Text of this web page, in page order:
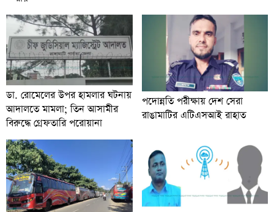
ডা. রোমেলের উপর হামলার ঘটনায়
আদালতে মামলা; তিন আসামীর
বিরুদ্ধে গ্রেফতারি পরোয়ানা
পদোন্নতি পরীক্ষায় দেশ সেরা
রাঙামাটির এটিএসআই রাহাত